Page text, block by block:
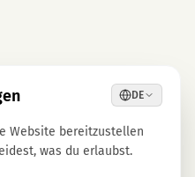
DE
Website bereitzustellen
was du erlaubst.